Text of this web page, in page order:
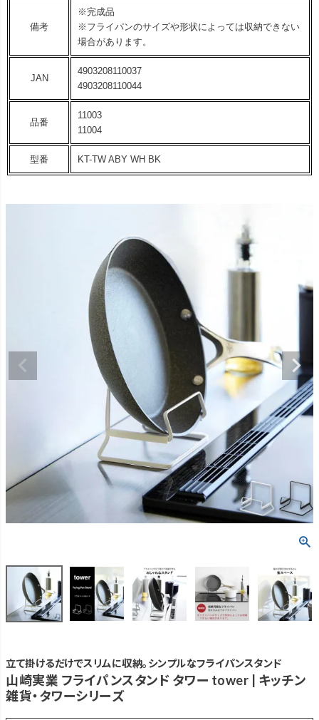
備考
※完成品
※フライパンのサイズや形状によっては収納できない
場合があります。
JAN
4903208110037
4903208110044
品番
11003
11004
型番 KT-TW ABY WH BK
立て掛けるだけでスリムに収納。シンプルなフライパンスタンド
山崎実業 フライパンスタンド タワー tower | キッチン
雑貨・タワーシリーズ